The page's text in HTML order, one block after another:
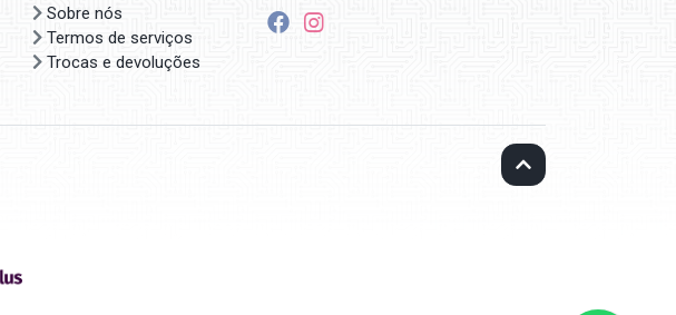
Sobre nós
Termos de serviços
Trocas e devoluções